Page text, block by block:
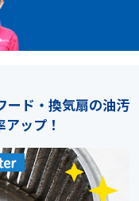
ード・換気扇の油汚
ップ！